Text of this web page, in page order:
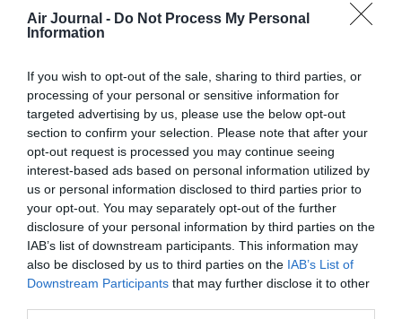
Air Journal - Do Not Process My Personal
Information
If you wish to opt-out of the sale, sharing to third parties, or
processing of your personal or sensitive information for
targeted advertising by us, please use the below opt-out
section to confirm your selection. Please note that after your
opt-out request is processed you may continue seeing
interest-based ads based on personal information utilized by
us or personal information disclosed to third parties prior to
your opt-out. You may separately opt-out of the further
disclosure of your personal information by third parties on the
IAB’s list of downstream participants. This information may
also be disclosed by us to third parties on the IAB’s List of
Downstream Participants that may further disclose it to other
FacebookTwitter PinterestLinkedInEmail Print
Aucun commentaire !
LAISSER UN COMMENTAIRE
FAIRE UN DON